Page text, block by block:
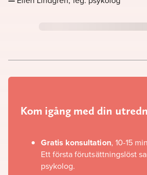
Kom igång med din
Gratis konsultation, 10-15 min
Ett första förutsättningslöst
psykolog.